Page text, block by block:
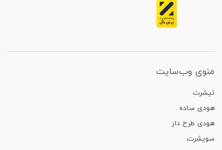
منوی وب‌سایت
تیشرت
هودی ساده
هودی طرح دار
سویشرت